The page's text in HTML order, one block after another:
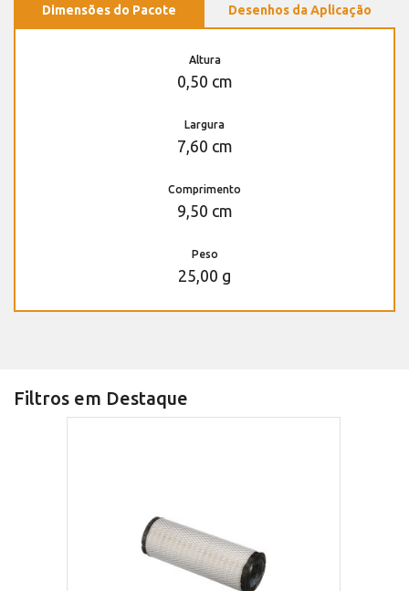
Dimensões do Pacote Desenhos da Aplicação
Altura
0,50 cm
Largura
7,60 cm
Comprimento
9,50 cm
Peso
25,00 g
Filtros em Destaque